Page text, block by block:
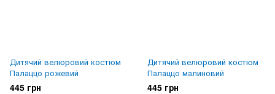
Дитячий велюровий костюм
Палаццо рожевий
445 грн
Дитячий велюровий костюм
Палаццо малиновий
445 грн